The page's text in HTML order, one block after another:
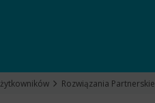
Rozwiązania Partnerskie